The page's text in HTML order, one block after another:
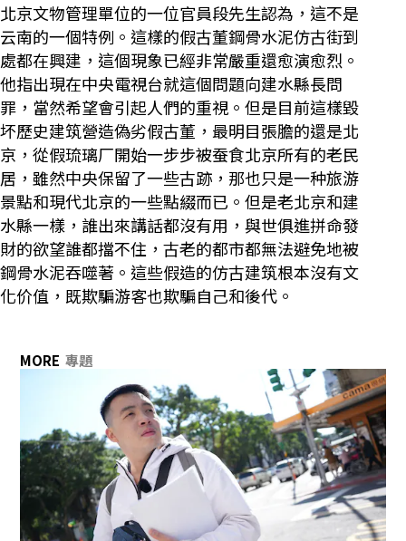
北京文物管理單位的一位官員段先生認為，這不是
云南的一個特例。這樣的假古董鋼骨水泥仿古街到
處都在興建，這個現象已經非常嚴重還愈演愈烈。
他指出現在中央電視台就這個問題向建水縣長問
罪，當然希望會引起人們的重視。但是目前這樣毀
坏歷史建筑營造偽劣假古董，最明目張膽的還是北
京，從假琉璃厂開始一步步被蚕食北京所有的老民
居，雖然中央保留了一些古跡，那也只是一种旅游
景點和現代北京的一些點綴而已。但是老北京和建
水縣一樣，誰出來講話都沒有用，與世俱進拼命發
財的欲望誰都擋不住，古老的都市都無法避免地被
鋼骨水泥吞噬著。這些假造的仿古建筑根本沒有文
化价值，既欺騙游客也欺騙自己和後代。
MORE 專題